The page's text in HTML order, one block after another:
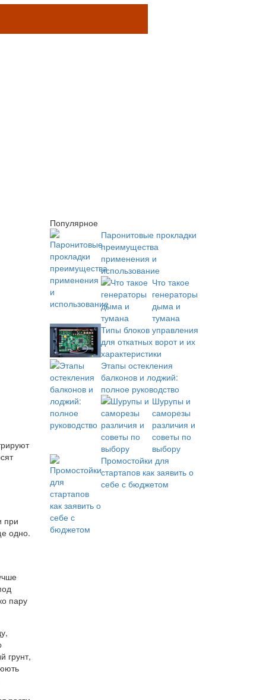
при
одно.
пару
грунт,
Популярное
Паронитовые прокладки
преимущества
применения и
использование
Что такое
генераторы
дыма и
тумана
Типы блоков управления
для откатных ворот и их
характеристики
Этапы остекления
балконов и лоджий:
полное руководство
Шурупы и
саморезы
различия и
советы по
выбору
Промостойки для
стартапов как заявить о
себе с бюджетом